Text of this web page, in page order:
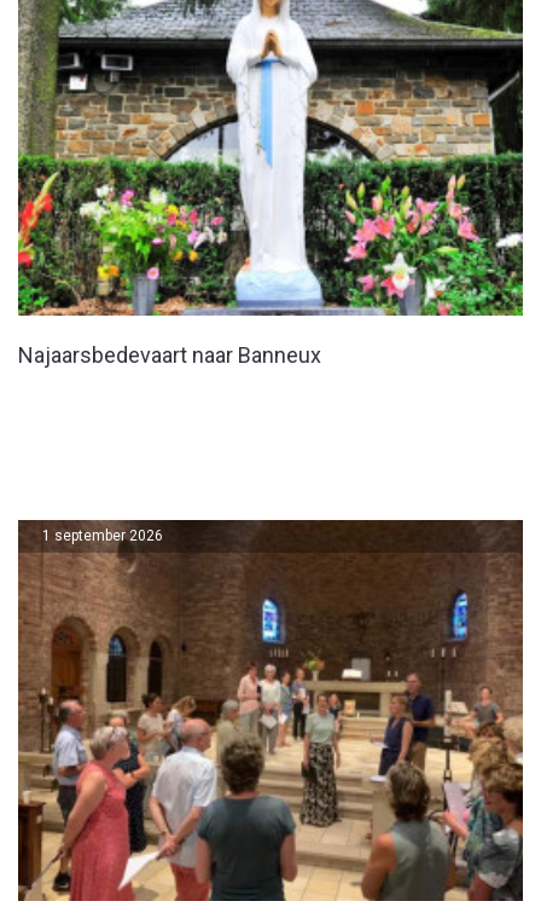
Najaarsbedevaart naar Banneux
1 september 2026